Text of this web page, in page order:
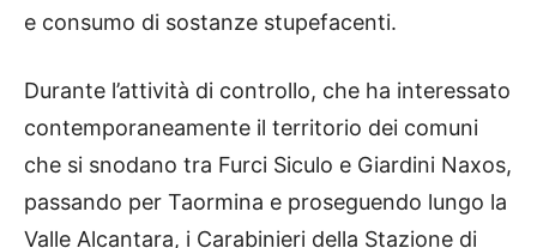
e consumo di sostanze stupefacenti.
Durante l’attività di controllo, che ha interessato
contemporaneamente il territorio dei comuni
che si snodano tra Furci Siculo e Giardini Naxos,
passando per Taormina e proseguendo lungo la
Valle Alcantara, i Carabinieri della Stazione di